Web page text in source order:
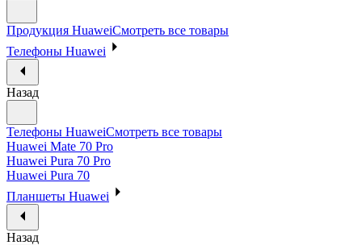
Продукция HuaweiСмотреть все товары
Телефоны Huawei
Назад
Телефоны HuaweiСмотреть все товары
Huawei Mate 70 Pro
Huawei Pura 70 Pro
Huawei Pura 70
Планшеты Huawei
Назад